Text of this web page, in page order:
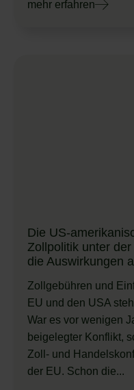
mehr erfahren
Die US-
Zollpolitik unter
die Auswirkungen
Zollgebühren und
EU und den USA
War es vor wenigen
beigelegter Konflikt,
Zoll- und
der EU. Schon die...